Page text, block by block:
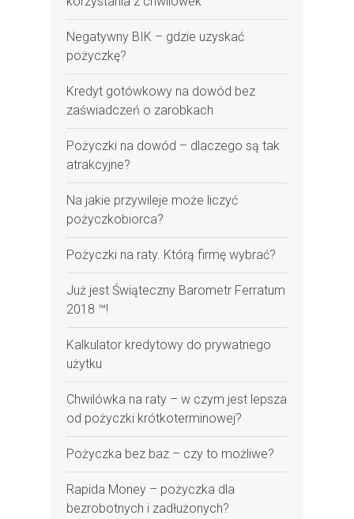
Negatywny BIK – gdzie uzyskać
pożyczkę?
Kredyt gotówkowy na dowód bez
zaświadczeń o zarobkach
Pożyczki na dowód – dlaczego są tak
atrakcyjne?
Na jakie przywileje może liczyć
pożyczkobiorca?
Pożyczki na raty. Którą firmę wybrać?
Już jest Świąteczny Barometr Ferratum
2018 ™!
Kalkulator kredytowy do prywatnego
użytku
Chwilówka na raty – w czym jest lepsza
od pożyczki krótkoterminowej?
Pożyczka bez baz – czy to możliwe?
Rapida Money – pożyczka dla
bezrobotnych i zadłużonych?